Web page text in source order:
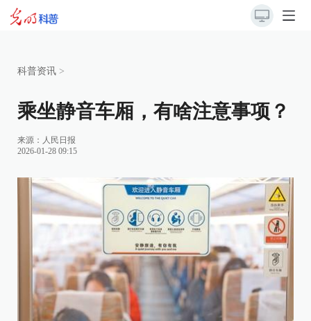
科普资讯 >
乘坐静音车厢，有啥注意事项？
来源： 人民日报
2026-01-28 09:15